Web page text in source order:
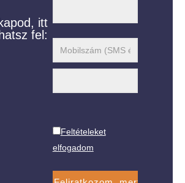
itt
fel:
Feltételeket
elfogadom